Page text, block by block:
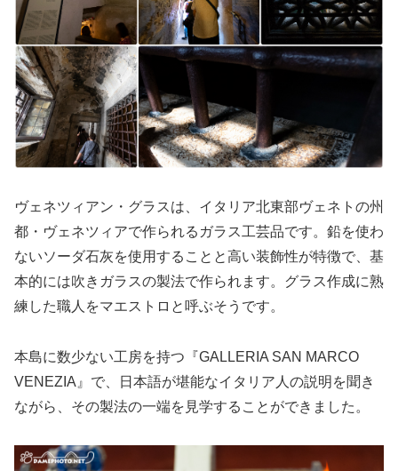
ヴェネツィアン・グラスは、イタリア北東部ヴェネトの州
都・ヴェネツィアで作られるガラス工芸品です。鉛を使わ
ないソーダ石灰を使用することと高い装飾性が特徴で、基
本的には吹きガラスの製法で作られます。グラス作成に熟
練した職人をマエストロと呼ぶそうです。
本島に数少ない工房を持つ『GALLERIA SAN MARCO
VENEZIA』で、日本語が堪能なイタリア人の説明を聞き
ながら、その製法の一端を見学することができました。